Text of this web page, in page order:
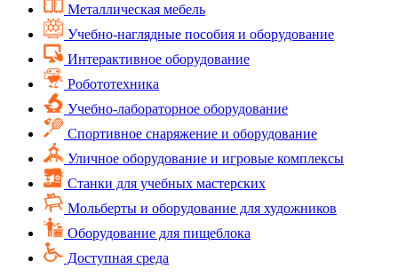
Металлическая мебель
Учебно-наглядные пособия и оборудование
Интерактивное оборудование
Робототехника
Учебно-лабораторное оборудование
Спортивное снаряжение и оборудование
Уличное оборудование и игровые комплексы
Cтанки для учебных мастерских
Мольберты и оборудование для художников
Оборудование для пищеблока
Доступная среда